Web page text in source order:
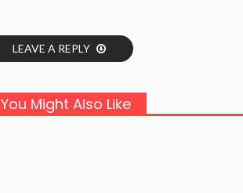
LEAVE A REPLY
You Might Also Like